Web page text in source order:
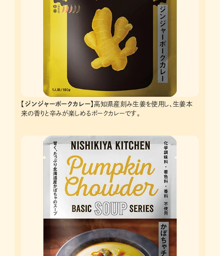
【ジンジャーポークカレー】 高知県産刻み生姜を使用し、生姜本
来の香りと辛みが楽しめるポークカレーです。